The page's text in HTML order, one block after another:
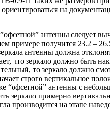
на
антенны следует
примере получится 23.2 –
антенны должна
что зеркало должно быть
то зеркало должно
строго вертикальное
“офсетной” антенны с
зеркало примерно
производится на этапе